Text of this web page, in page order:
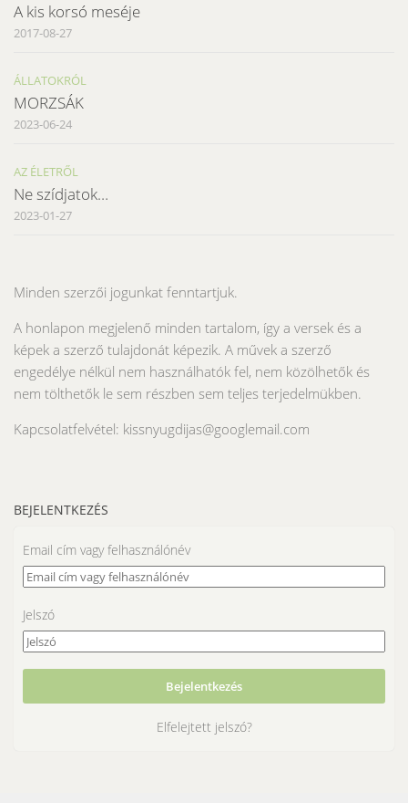
A kis korsó meséje
2017-08-27
ÁLLATOKRÓL
MORZSÁK
2023-06-24
AZ ÉLETRŐL
Ne szídjatok…
2023-01-27
Minden szerzői jogunkat fenntartjuk.
A honlapon megjelenő minden tartalom, így a versek és a
képek a szerző tulajdonát képezik. A művek a szerző
engedélye nélkül nem használhatók fel, nem közölhetők és
nem tölthetők le sem részben sem teljes terjedelmükben.
Kapcsolatfelvétel: kissnyugdijas@googlemail.com
BEJELENTKEZÉS
Email cím vagy felhasználónév
Jelszó
Elfelejtett jelszó?